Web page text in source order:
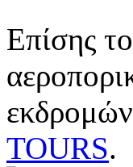
Επίσης
TOURS.